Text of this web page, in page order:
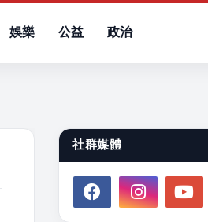
娛樂 公益 政治
社群媒體